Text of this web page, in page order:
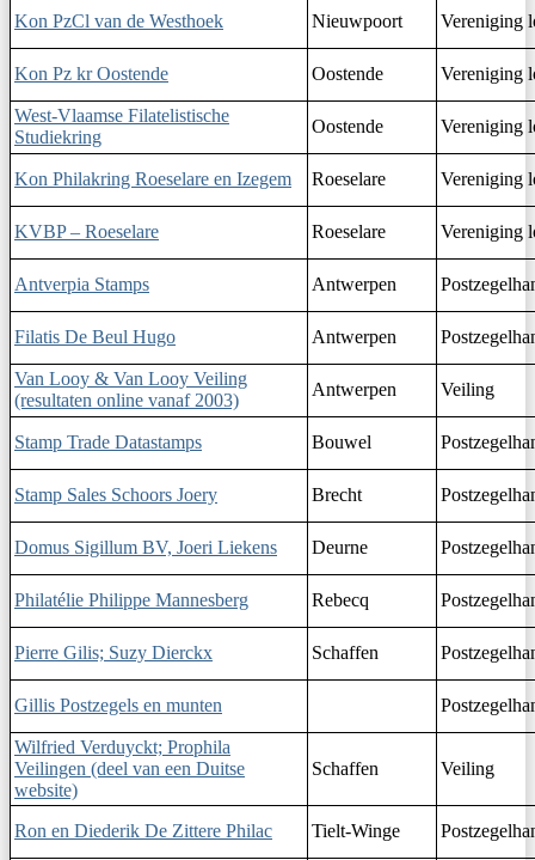
Kon PzCl van de Westhoek Nieuwpoort Vereniging
Kon Pz kr Oostende Oostende Vereniging
West-Vlaamse Filatelistische
Studiekring
Oostende Vereniging
Kon Philakring Roeselare en Izegem Roeselare Vereniging
KVBP – Roeselare Roeselare Vereniging
Antverpia Stamps Antwerpen
Filatis De Beul Hugo Antwerpen
Van Looy & Van Looy Veiling
(resultaten online vanaf 2003)
Antwerpen Veiling
Stamp Trade Datastamps Bouwel
Stamp Sales Schoors Joery Brecht
Domus Sigillum BV, Joeri Liekens Deurne
Philatélie Philippe Mannesberg Rebecq
Pierre Gilis; Suzy Dierckx Schaffen
Gillis Postzegels en munten
Wilfried Verduyckt; Prophila
Veilingen (deel van een Duitse
website)
Schaffen Veiling
Ron en Diederik De Zittere Philac Tielt-Winge